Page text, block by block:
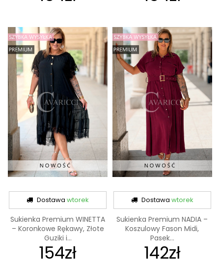
Dostawawtorek
Sukienka Premium WINETTA
– Koronkowe Rękawy, Złote
Guziki i...
154zł
Dostawa wtorek
Sukienka Premium NADIA –
Koszulowy Fason Midi,
Pasek...
142zł